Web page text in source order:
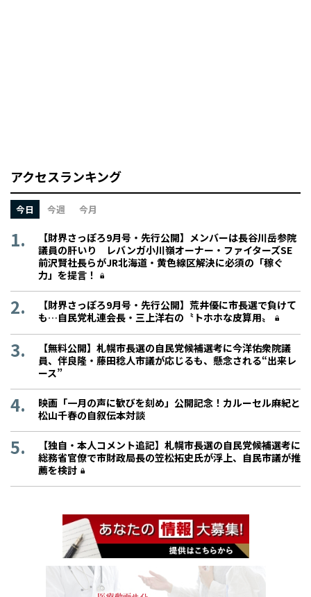
アクセスランキング
今日 今週 今月
【財界さっぽろ9月号・先行公開】メンバーは長谷川岳参院
議員の肝いり レバンガ小川嶺オーナー・ファイターズSE
前沢賢社長らがJR北海道・黄色線区解決に必須の「稼ぐ
力」を提言！
【財界さっぽろ9月号・先行公開】荒井優に市長選で負けて
も…自民党札連会長・三上洋右の〝トホホな皮算用〟
【無料公開】札幌市長選の自民党候補選考に今洋佑衆院議
員、伴良隆・藤田稔人市議が応じるも、懸念される“出来レ
ース”
映画「一月の声に歓びを刻め」公開記念！カルーセル麻紀と
松山千春の自叙伝本対談
【独自・本人コメント追記】札幌市長選の自民党候補選考に
総務省官僚で市財政局長の笠松拓史氏が浮上、自民市議が推
薦を検討